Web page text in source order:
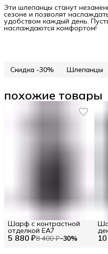
Эти шлепанцы станут
сезоне и позволят
удобством каждый день.
наслаждаются комфортом!
Скидка -30% Шлепанцы
похожие товары
5 880 ₽8 400 ₽−30%
Шарф с контрастной
отделкой EA7